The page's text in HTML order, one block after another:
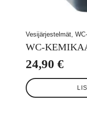
Vesijärjestelmät,
WC-
24,90 €